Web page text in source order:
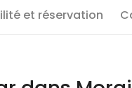
et réservation